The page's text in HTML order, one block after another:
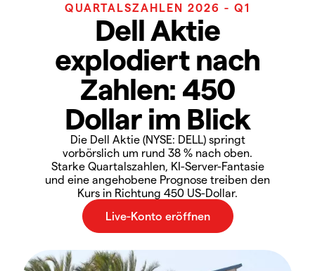
QUARTALSZAHLEN 2026 - Q1
Dell Aktie
explodiert nach
Zahlen: 450
Dollar im Blick
Die Dell Aktie (NYSE: DELL) springt
vorbörslich um rund 38 % nach oben.
Starke Quartalszahlen, KI-Server-Fantasie
und eine angehobene Prognose treiben den
Kurs in Richtung 450 US-Dollar.